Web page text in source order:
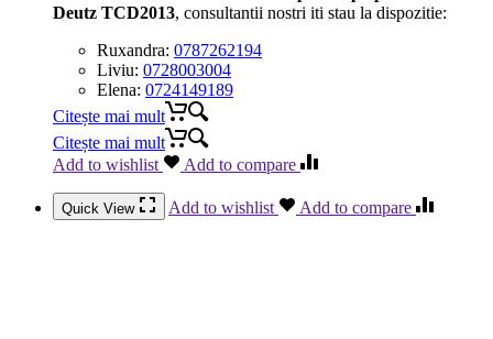
Deutz TCD2013, consultantii nostri iti stau la dispozitie:
Ruxandra: 0787262194
Liviu: 0728003004
Elena: 0724149189
Citește mai mult
Citește mai mult
Add to wishlist
Add to compare
Quick View Add to wishlist Add to compare